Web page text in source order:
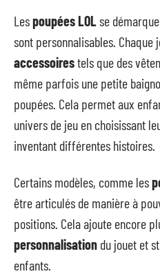
Lespoupées LOLse
sont personnalisables.
accessoirestels que des
même parfois une petite
poupées. Cela permet aux
univers de jeu en choisissant
inventant différentes histoires.
Certains modèles, comme les
être articulés de manière à
positions. Cela ajoute encore
personnalisation du jouet et
enfants.